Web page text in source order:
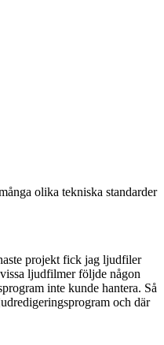
olika tekniska standarder
projekt fick jag ljudfiler
ljudfilmer följde någon
inte kunde hantera. Så
och där